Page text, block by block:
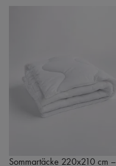
Sommartäcke 220x210 cm –